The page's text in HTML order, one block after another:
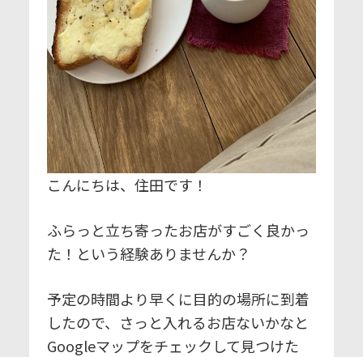
こんにちは、住田です！
ふらっと立ち寄ったお店がすごく良かっ
た！という経験ありませんか？
予定の時間より早くに目的の場所に到着
したので、さっと入れるお店ないかなと
Googleマップをチェックして見つけた